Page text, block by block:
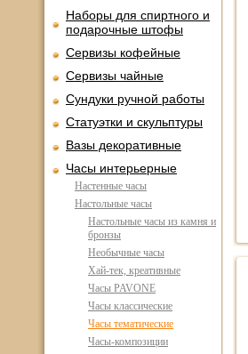
Наборы для спиртного и
подарочные штофы
Сервизы кофейные
Сервизы чайные
Сундуки ручной работы
Статуэтки и скульптуры
Вазы декоративные
Часы интерьерные
Настенные часы
Настольные часы
Настольные часы из камня и
бронзы
Необычные часы
Хай-тек, креативные
Часы PAVONE
Часы классические
Часы тематические
Часы-композиции